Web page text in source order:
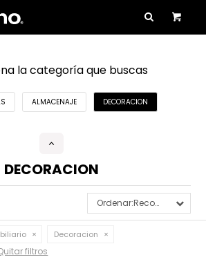
la categoría que buscas
ALMACENAJE DECORACION
DECORACION
Recomendados
Decoracion
filtros